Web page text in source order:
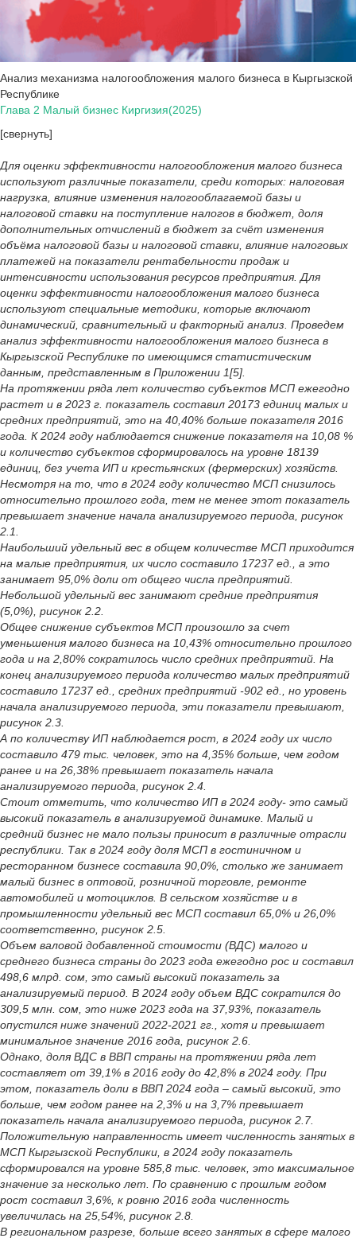
Анализ механизма налогообложения малого бизнеса в Кыргызской
Республике
Глава 2 Малый бизнес Киргизия(2025)
[свернуть]
Для оценки эффективности налогообложения малого бизнеса
используют различные показатели, среди которых: налоговая
нагрузка, влияние изменения налогооблагаемой базы и
налоговой ставки на поступление налогов в бюджет, доля
дополнительных отчислений в бюджет за счёт изменения
объёма налоговой базы и налоговой ставки, влияние налоговых
платежей на показатели рентабельности продаж и
интенсивности использования ресурсов предприятия. Для
оценки эффективности налогообложения малого бизнеса
используют специальные методики, которые включают
динамический, сравнительный и факторный анализ. Проведем
анализ эффективности налогообложения малого бизнеса в
Кыргызской Республике по имеющимся статистическим
данным, представленным в Приложении 1[5].
На протяжении ряда лет количество субъектов МСП ежегодно
растет и в 2023 г. показатель составил 20173 единиц малых и
средних предприятий, это на 40,40% больше показателя 2016
года. К 2024 году наблюдается снижение показателя на 10,08 %
и количество субъектов сформировалось на уровне 18139
единиц, без учета ИП и крестьянских (фермерских) хозяйств.
Несмотря на то, что в 2024 году количество МСП снизилось
относительно прошлого года, тем не менее этот показатель
превышает значение начала анализируемого периода, рисунок
2.1.
Наибольший удельный вес в общем количестве МСП приходится
на малые предприятия, их число составило 17237 ед., а это
занимает 95,0% доли от общего числа предприятий.
Небольшой удельный вес занимают средние предприятия
(5,0%), рисунок 2.2.
Общее снижение субъектов МСП произошло за счет
уменьшения малого бизнеса на 10,43% относительно прошлого
года и на 2,80% сократилось число средних предприятий. На
конец анализируемого периода количество малых предприятий
составило 17237 ед., средних предприятий -902 ед., но уровень
начала анализируемого периода, эти показатели превышают,
рисунок 2.3.
А по количеству ИП наблюдается рост, в 2024 году их число
составило 479 тыс. человек, это на 4,35% больше, чем годом
ранее и на 26,38% превышает показатель начала
анализируемого периода, рисунок 2.4.
Стоит отметить, что количество ИП в 2024 году- это самый
высокий показатель в анализируемой динамике. Малый и
средний бизнес не мало пользы приносит в различные отрасли
республики. Так в 2024 году доля МСП в гостиничном и
ресторанном бизнесе составила 90,0%, столько же занимает
малый бизнес в оптовой, розничной торговле, ремонте
автомобилей и мотоциклов. В сельском хозяйстве и в
промышленности удельный вес МСП составил 65,0% и 26,0%
соответственно, рисунок 2.5.
Объем валовой добавленной стоимости (ВДС) малого и
среднего бизнеса страны до 2023 года ежегодно рос и составил
498,6 млрд. сом, это самый высокий показатель за
анализируемый период. В 2024 году объем ВДС сократился до
309,5 млн. сом, это ниже 2023 года на 37,93%, показатель
опустился ниже значений 2022-2021 гг., хотя и превышает
минимальное значение 2016 года, рисунок 2.6.
Однако, доля ВДС в ВВП страны на протяжении ряда лет
составляет от 39,1% в 2016 году до 42,8% в 2024 году. При
этом, показатель доли в ВВП 2024 года – самый высокий, это
больше, чем годом ранее на 2,3% и на 3,7% превышает
показатель начала анализируемого периода, рисунок 2.7.
Положительную направленность имеет численность занятых в
МСП Кыргызской Республики, в 2024 году показатель
сформировался на уровне 585,8 тыс. человек, это максимальное
значение за несколько лет. По сравнению с прошлым годом
рост составил 3,6%, к ровню 2016 года численность
увеличилась на 25,54%, рисунок 2.8.
В региональном разрезе, больше всего занятых в сфере малого